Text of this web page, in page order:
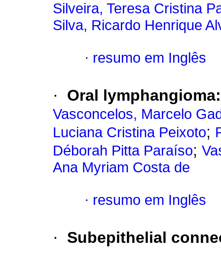
Silveira, Teresa Cristina
Silva, Ricardo Henrique
· resumo em Inglês
· Oral
Vasconcelos, Marcelo
Luciana Cristina Peixoto;
Déborah Pitta Paraíso;
Ana Myriam Costa de
· resumo em Inglês
· Subepithelial